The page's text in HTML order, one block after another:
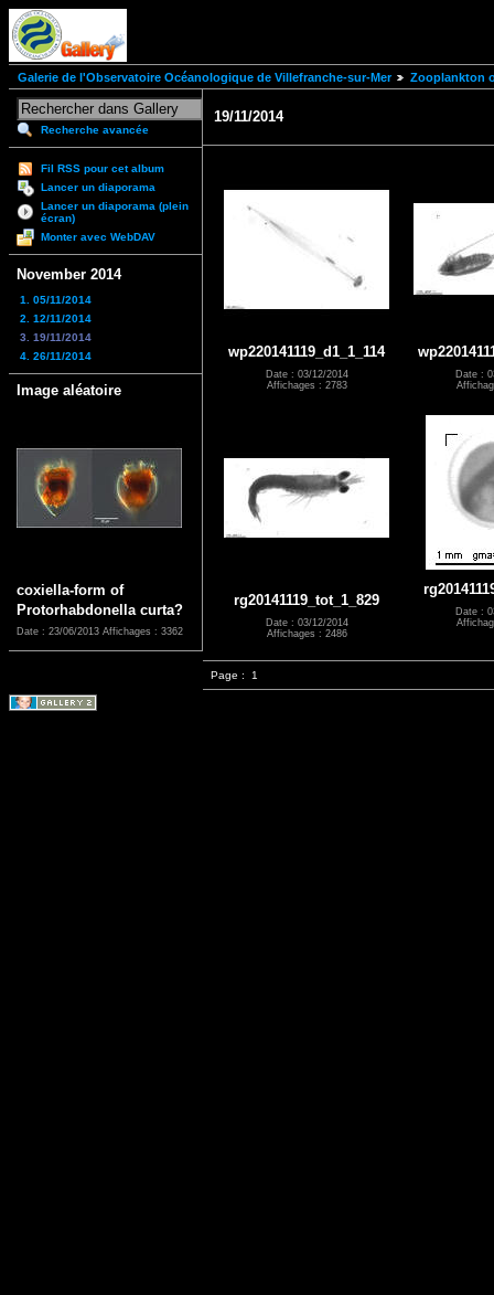
Galerie de l'Observatoire Océanologique de Villefranche-sur-Mer Zooplankton
Recherche avancée
Fil RSS pour cet album
Lancer un diaporama
Lancer un diaporama (plein
écran)
Monter avec WebDAV
November 2014
1. 05/11/2014
2. 12/11/2014
3. 19/11/2014
4. 26/11/2014
Image aléatoire
coxiella-form of
Protorhabdonella curta?
Date : 23/06/2013 Affichages : 3362
19/11/2014
wp220141119_d1_1_114
Date : 03/12/2014
Affichages : 2783
Date :
rg20141119_tot_1_829
Date : 03/12/2014
Affichages : 2486
Date :
Page : 1